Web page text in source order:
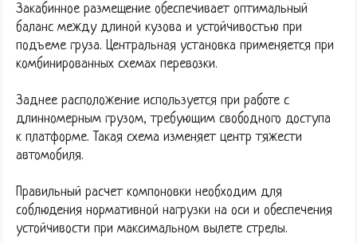
Закабинное размещение обеспечивает оптимальный
баланс между длиной кузова и устойчивостью при
подъеме груза. Центральная установка применяется при
комбинированных схемах перевозки.
Заднее расположение используется при работе с
длинномерным грузом, требующим свободного доступа
к платформе. Такая схема изменяет центр тяжести
автомобиля.
Правильный расчет компоновки необходим для
соблюдения нормативной нагрузки на оси и обеспечения
устойчивости при максимальном вылете стрелы.